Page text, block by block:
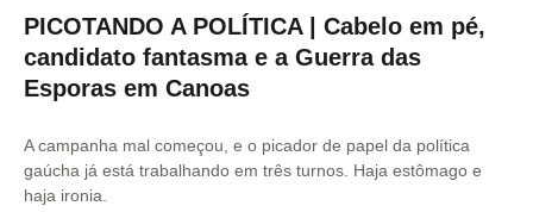
PICOTANDO A POLÍTICA | Cabelo em pé,
candidato fantasma e a Guerra das
Esporas em Canoas
A campanha mal começou, e o picador de papel da política
gaúcha já está trabalhando em três turnos. Haja estômago e
haja ironia.